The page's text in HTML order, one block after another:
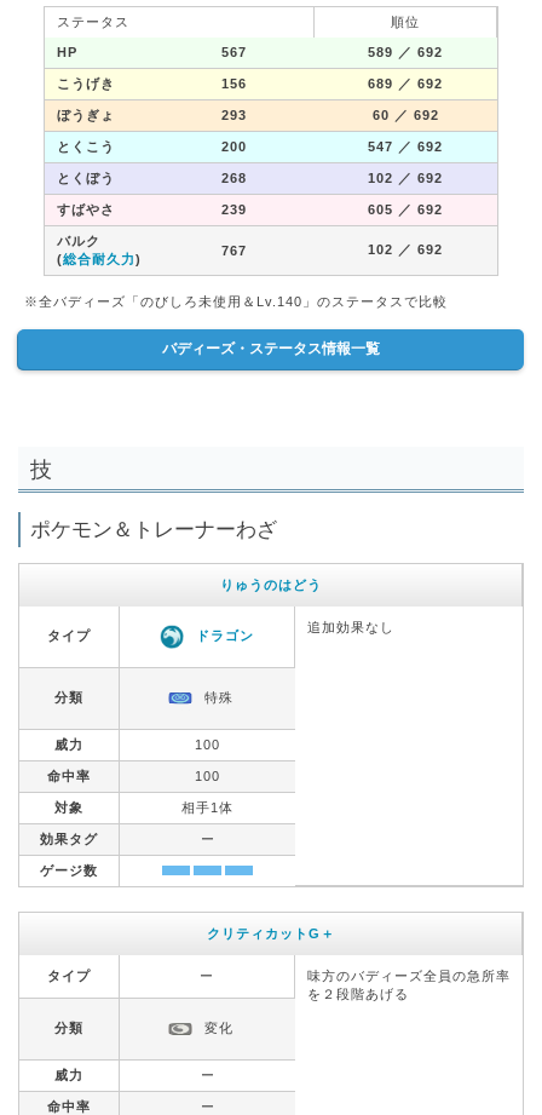
ステータス 順位
HP 567 589 ／ 692
こうげき 156 689 ／ 692
ぼうぎょ 293 60 ／ 692
とくこう 200 547 ／ 692
とくぼう 268 102 ／ 692
すばやさ 239 605 ／ 692
バルク
(総合耐久力)
767 102 ／ 692
※全バディーズ「のびしろ未使用＆Lv.140」のステータスで比較
バディーズ・ステータス情報一覧
技
ポケモン＆トレーナーわざ
りゅうのはどう
タイプ ドラゴン
追加効果なし
分類 特殊
威力 100
命中率 100
対象 相手1体
効果タグ ー
ゲージ数
クリティカットG＋
タイプ ー
味方のバディーズ全員の急所率
を２段階あげる
分類 変化
威力 ー
命中率 ー